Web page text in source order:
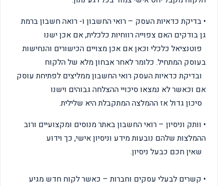
• בדיקת כדאיות העסק – רואי החשבון ו- רואה חשבון ברמת
גן בודקים האם צפוייה רווחיות כלכלית, אם אכן ישנו
פוטנציאל כלכלי וכאן אם אכן מצויים הכישורים והנחישות
בעוסק המתחיל. כלומר לאחר אבחון מלא של הלקוח
ובדיקת כדאיות העסק רואי החשבון ממליצים לפתיחת עוסק
אם וכאשר לא נמצאו סיכויי ההצלחה גבוהים וישנו
סיכון גדול אז ההמלצה המתקבלת היא שלילית.
• וותק וניסיון – רואי החשבון באתר מנוסים ומקצועיים ורוב
ההמלצות שלהם נובעות מידע וניסיון אישי, כך וידוע
שאין חכם כבעל ניסיון.
• קשרים לבעלי עסקים וחברות – כאשר לקוח חדש מגיע